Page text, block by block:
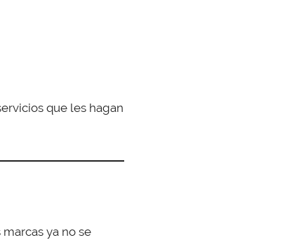
que les hagan
ya no se